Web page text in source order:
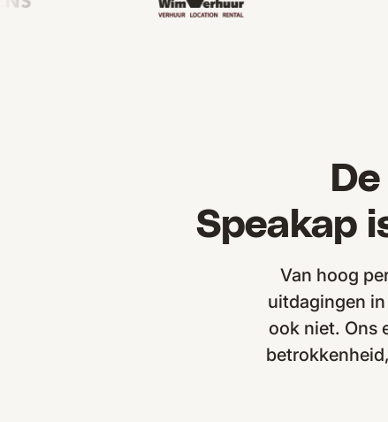
Speakap
Van hoog
uitdagingen
ook niet. Ons